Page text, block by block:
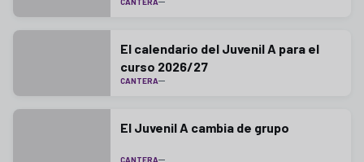
El calendario del Juvenil A para el
curso 2026/27
CANTERA
El Juvenil A cambia de grupo
CANTERA